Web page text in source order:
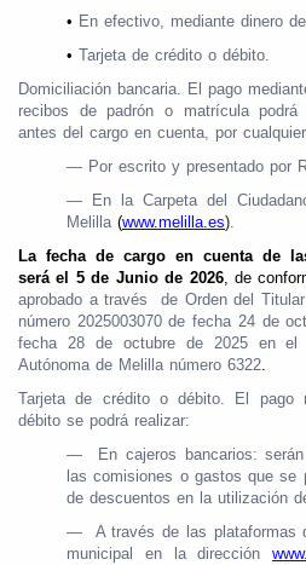
• En efectivo, mediante dinero
• Tarjeta de crédito o débito.
Domiciliación bancaria. El pago
recibos de padrón o matrícula
antes del cargo en cuenta, por
— Por escrito y presentado por
— En la Carpeta del
Melilla (www.melilla.es).
La fecha de cargo en cuenta de
será el 5 de Junio de 2026, de
aprobado a través de Orden del
número 2025003070 de fecha 24 de
fecha 28 de octubre de 2025 en el
Autónoma de Melilla número 6322.
Tarjeta de crédito o débito. El pago
débito se podrá realizar:
— En cajeros bancarios:
las comisiones o gastos que se
de descuentos en la utilización
— A través de las plataformas
municipal en la dirección